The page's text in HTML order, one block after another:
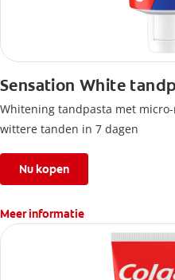
Sensation White
Whitening tandpasta met
wittere tanden in 7 dagen
Nu kopen
Meer informatie